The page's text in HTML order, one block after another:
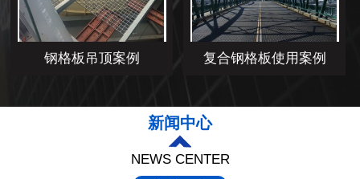
钢格板吊顶案例 复合钢格板使用案例
新闻中心
NEWS CENTER